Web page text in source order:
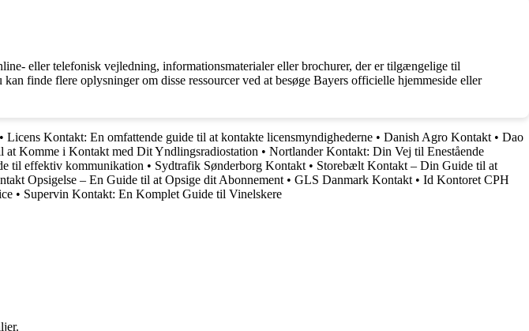
eller telefonisk vejledning, informationsmaterialer eller brochurer, der er tilgængelige til
finde flere oplysninger om disse ressourcer ved at besøge Bayers officielle hjemmeside eller
• Licens Kontakt: En omfattende guide til at kontakte licensmyndighederne • Danish Agro Kontakt • Dao
Komme i Kontakt med Dit Yndlingsradiostation • Nortlander Kontakt: Din Vej til Enestående
til effektiv kommunikation • Sydtrafik Sønderborg Kontakt • Storebælt Kontakt – Din Guide til at
Opsigelse – En Guide til at Opsige dit Abonnement • GLS Danmark Kontakt • Id Kontoret CPH
• Supervin Kontakt: En Komplet Guide til Vinelskere